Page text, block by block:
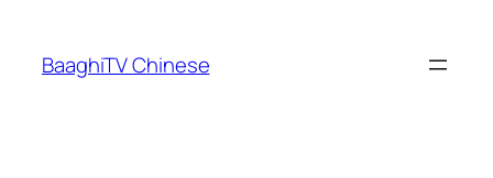
content
BaaghiTV Chinese